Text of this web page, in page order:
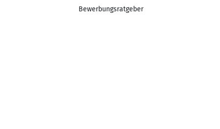
Bewerbungsratgeber